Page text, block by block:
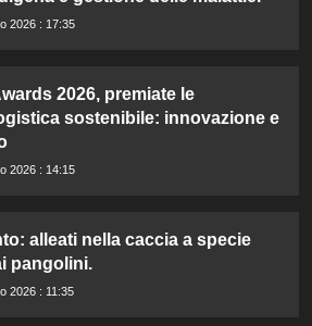
2026 : 17:35
2026, premiate le
sostenibile: innovazione e
2026 : 14:15
alleati nella caccia a specie
pangolini.
2026 : 11:35